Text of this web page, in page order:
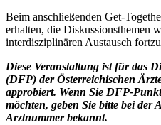
Beim anschließenden Get-
erhalten, die Diskussionsthemen
interdisziplinären Austausch
Diese Veranstaltung ist für das
(DFP) der Österreichischen
approbiert. Wenn Sie DFP-
möchten, geben Sie bitte bei
Arztnummer bekannt.